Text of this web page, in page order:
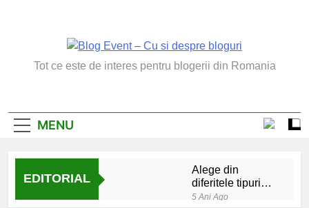
Blog Event – Cu Si
Tot ce este de interes pentru blogerii din Romania
MENU
EDITORIAL
Alege din
diferitele tipuri
de bratara de
5 Ani Ago